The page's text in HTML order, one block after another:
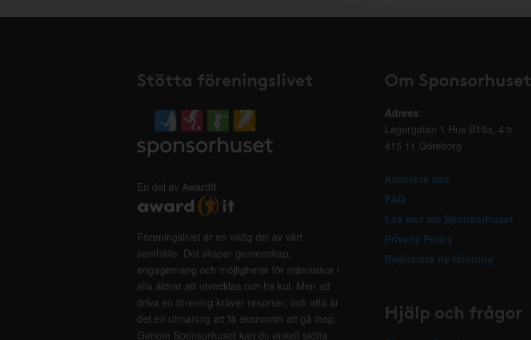
Stötta föreningslivet
En del av AwardIt
Föreningslivet är en viktig del av vårt
samhälle. Det skapar gemenskap,
engagemang och möjligheter för människor i
alla åldrar att utvecklas och ha kul. Men att
driva en förening kräver resurser, och ofta är
det en utmaning att få ekonomin att gå ihop.
Genom Sponsorhuset kan du enkelt stötta
Om Sponsorhuset
Adress:
Lagergatan 1 Hus B19a, 4 tr
415 11 Göteborg
Kontakta oss
FAQ
Läs mer om Sponsorhuset
Privacy Policy
Registrera ny förening
Hjälp och frågor